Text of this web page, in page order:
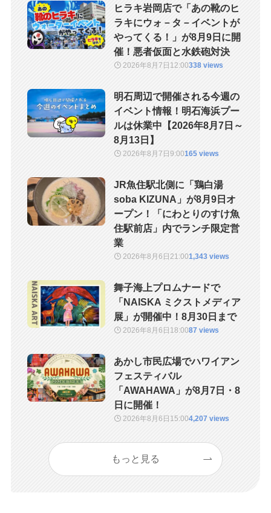
ヒラキ岩岡店で「あの靴のヒ
ラキにウォ－タ－イベントが
やってくる！」が8月9日に開
催！悪者仮面と水鉄砲対決
2026年8月7日 12:00338 views
明石周辺で開催される今週の
イベント情報！明石海浜プー
ルは休業中【2026年8月7日～
8月13日】
2026年8月7日9:00165 views
JR魚住駅北側に「鶏白湯
soba KIZUNA」が8月9日オ
ープン！「にわとりのすけ魚
住駅前店」内でランチ限定営
業
2026年8月6日 21:001,343 views
舞子海上プロムナードで
「NAISKA ミクストメディア
展」が開催中！8月30日まで
2026年8月6日 18:0087 views
あかし市民広場でハワイアン
フェスティバル
「AWAHAWA」が8月7日・8
日に開催！
2026年8月6日 15:004,207 views
もっと見る